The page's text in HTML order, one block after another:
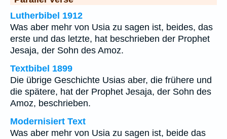
Lutherbibel 1912
Was aber mehr von Usia zu sagen ist, beides, das
erste und das letzte, hat beschrieben der Prophet
Jesaja, der Sohn des Amoz.
Textbibel 1899
Die übrige Geschichte Usias aber, die frühere und
die spätere, hat der Prophet Jesaja, der Sohn des
Amoz, beschrieben.
Modernisiert Text
Was aber mehr von Usia zu sagen ist, beide das